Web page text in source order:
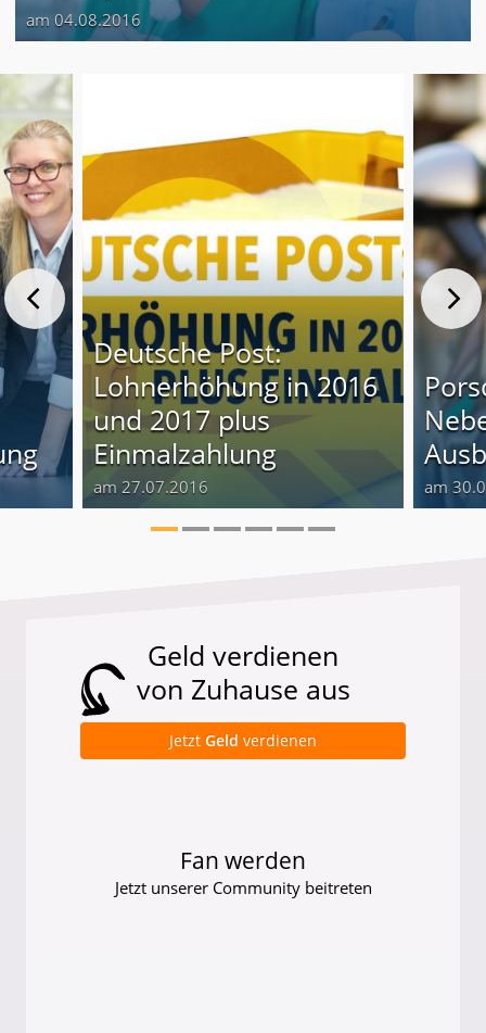
am 04.08.2016
Deutsche Post:
Lohnerhöhung in 2016
und 2017 plus
Einmalzahlung
am 27.07.2016 am
Geld verdienen
von Zuhause aus
Jetzt Geld verdienen
Fan werden
Jetzt unserer Community beitreten